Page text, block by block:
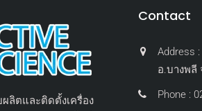
ลิตและติดตั้งเครื่อง
Contact
Address
อ.บางพลี
Phone :